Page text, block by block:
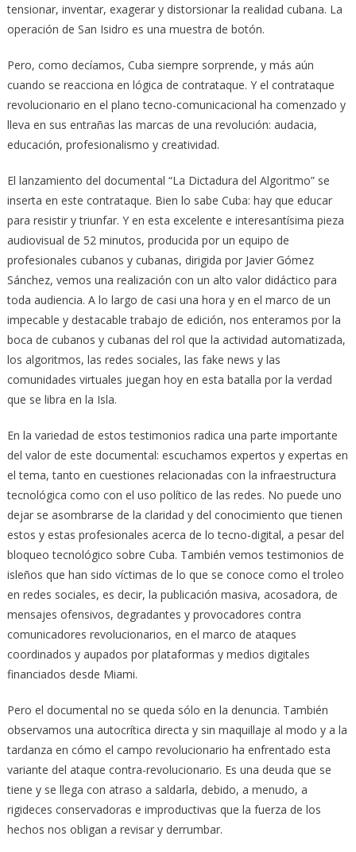
tensionar, inventar, exagerar y distorsionar la realidad cubana. La
operación de San Isidro es una muestra de botón.
Pero, como decíamos, Cuba siempre sorprende, y más aún
cuando se reacciona en lógica de contrataque. Y el contrataque
revolucionario en el plano tecno-comunicacional ha comenzado y
lleva en sus entrañas las marcas de una revolución: audacia,
educación, profesionalismo y creatividad.
El lanzamiento del documental “La Dictadura del Algoritmo” se
inserta en este contrataque. Bien lo sabe Cuba: hay que educar
para resistir y triunfar. Y en esta excelente e interesantísima pieza
audiovisual de 52 minutos, producida por un equipo de
profesionales cubanos y cubanas, dirigida por Javier Gómez
Sánchez, vemos una realización con un alto valor didáctico para
toda audiencia. A lo largo de casi una hora y en el marco de un
impecable y destacable trabajo de edición, nos enteramos por la
boca de cubanos y cubanas del rol que la actividad automatizada,
los algoritmos, las redes sociales, las fake news y las
comunidades virtuales juegan hoy en esta batalla por la verdad
que se libra en la Isla.
En la variedad de estos testimonios radica una parte importante
del valor de este documental: escuchamos expertos y expertas en
el tema, tanto en cuestiones relacionadas con la infraestructura
tecnológica como con el uso político de las redes. No puede uno
dejar se asombrarse de la claridad y del conocimiento que tienen
estos y estas profesionales acerca de lo tecno-digital, a pesar del
bloqueo tecnológico sobre Cuba. También vemos testimonios de
isleños que han sido víctimas de lo que se conoce como el troleo
en redes sociales, es decir, la publicación masiva, acosadora, de
mensajes ofensivos, degradantes y provocadores contra
comunicadores revolucionarios, en el marco de ataques
coordinados y aupados por plataformas y medios digitales
financiados desde Miami.
Pero el documental no se queda sólo en la denuncia. También
observamos una autocrítica directa y sin maquillaje al modo y a la
tardanza en cómo el campo revolucionario ha enfrentado esta
variante del ataque contra-revolucionario. Es una deuda que se
tiene y se llega con atraso a saldarla, debido, a menudo, a
rigideces conservadoras e improductivas que la fuerza de los
hechos nos obligan a revisar y derrumbar.